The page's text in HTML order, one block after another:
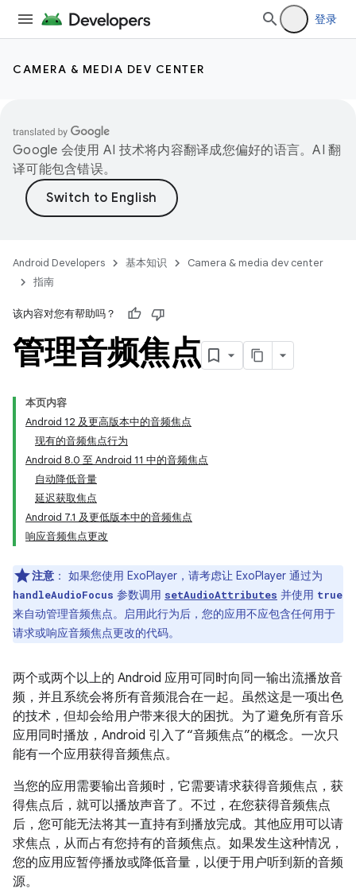
登录
CAMERA & MEDIA DEV CENTER
Google 会使用 AI 技术将内容翻译成您偏好的语言。AI 翻
译可能包含错误。
Android Developers 基本知识
Camera & media dev center
指南
该内容对您有帮助吗？
管理音频焦点
本页内容
Android 12 及更高版本中的音频焦点
现有的音频焦点行为
Android 8.0 至 Android 11 中的音频焦点
自动降低音量
延迟获取焦点
Android 7.1 及更低版本中的音频焦点
响应音频焦点更改
注意 ： 如果您使用 ExoPlayer，请考虑让 ExoPlayer 通过为
handleAudioFocus 参数调用 setAudioAttributes 并使用 true
来自动管理音频焦点。启用此行为后，您的应用不应包含任何用于
请求或响应音频焦点更改的代码。
两个或两个以上的 Android 应用可同时向同一输出流播放音
频，并且系统会将所有音频混合在一起。虽然这是一项出色
的技术，但却会给用户带来很大的困扰。为了避免所有音乐
应用同时播放，Android 引入了“音频焦点”的概念。 一次只
能有一个应用获得音频焦点。
当您的应用需要输出音频时，它需要请求获得音频焦点，获
得焦点后，就可以播放声音了。不过，在您获得音频焦点
后，您可能无法将其一直持有到播放完成。其他应用可以请
求焦点，从而占有您持有的音频焦点。如果发生这种情况，
您的应用应暂停播放或降低音量，以便于用户听到新的音频
源。